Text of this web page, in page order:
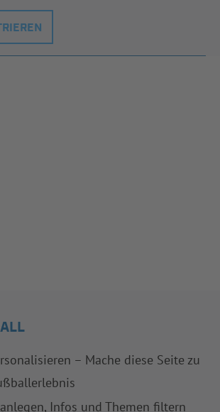
– Mache diese Seite zu
Infos und Themen filtern